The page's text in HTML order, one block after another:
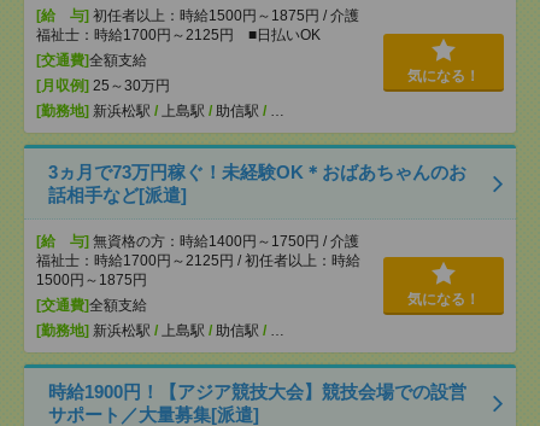
[給 与] 初任者以上：時給1500円～1875円 / 介護
福祉士：時給1700円～2125円 ■日払いOK
[交通費]全額支給
[月収例] 25～30万円
[勤務地] 新浜松駅 / 上島駅 / 助信駅 / …
気になる！
3ヵ月で73万円稼ぐ！未経験OK＊おばあちゃんのお
話相手など[派遣]
[給 与] 無資格の方：時給1400円～1750円 / 介護
福祉士：時給1700円～2125円 / 初任者以上：時給
1500円～1875円
[交通費]全額支給
[勤務地] 新浜松駅 / 上島駅 / 助信駅 / …
気になる！
時給1900円！【アジア競技大会】競技会場での設営
サポート／大量募集[派遣]